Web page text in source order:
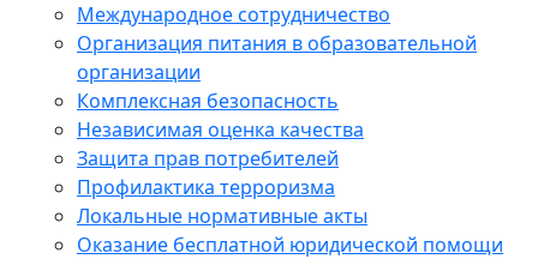
Международное сотрудничество
Организация питания в образовательной
организации
Комплексная безопасность
Независимая оценка качества
Защита прав потребителей
Профилактика терроризма
Локальные нормативные акты
Оказание бесплатной юридической помощи